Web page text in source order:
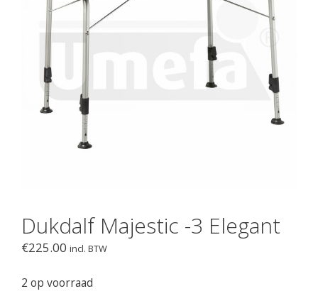
Dukdalf Majestic -3 Elegant
€225.00 incl. BTW
2 op voorraad